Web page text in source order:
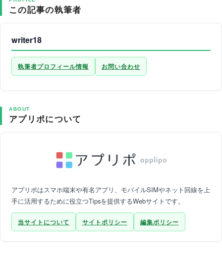
この記事の執筆者
writer18
執筆者プロフィール情報 お問い合わせ
ABOUT
アプリポについて
アプリポはスマホ端末や有名アプリ、モバイルSIMやネット回線を上
手に活用するために役立つTipsを提供するWebサイトです。
当サイトについて サイトポリシー 編集ポリシー